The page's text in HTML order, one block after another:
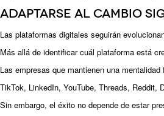
Adaptarse al cambio
Las plataformas digitales seguirán
Más allá de identificar cuál plataforma está
Las empresas que mantienen una
TikTok, LinkedIn, YouTube, Threads,
Sin embargo, el éxito no depende de estar